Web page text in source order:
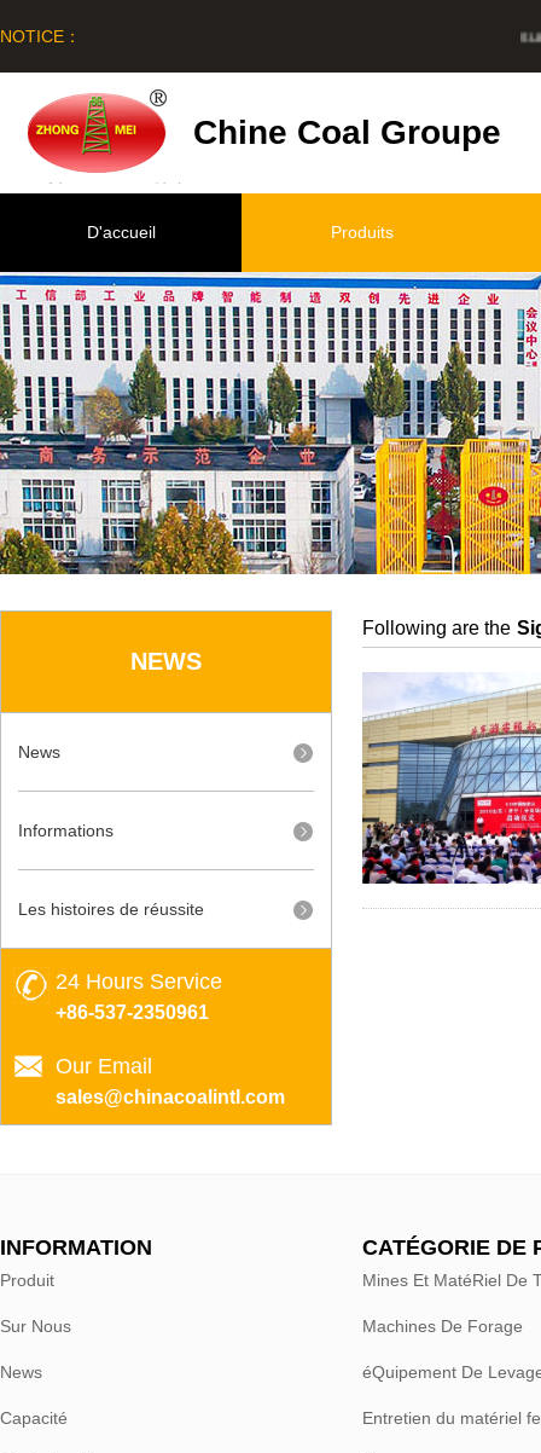
NOTICE：
Chine Coal Groupe
D'accueil Produits
NEWS
News
Informations
Les histoires de réussite
24 Hours Service
+86-537-2350961
Our Email
sales@chinacoalintl.com
Following are the
INFORMATION
Produit
Sur Nous
News
Capacité
CATÉGORIE DE
Mines Et MatéRiel De
Machines De Forage
éQuipement De
Entretien du matériel